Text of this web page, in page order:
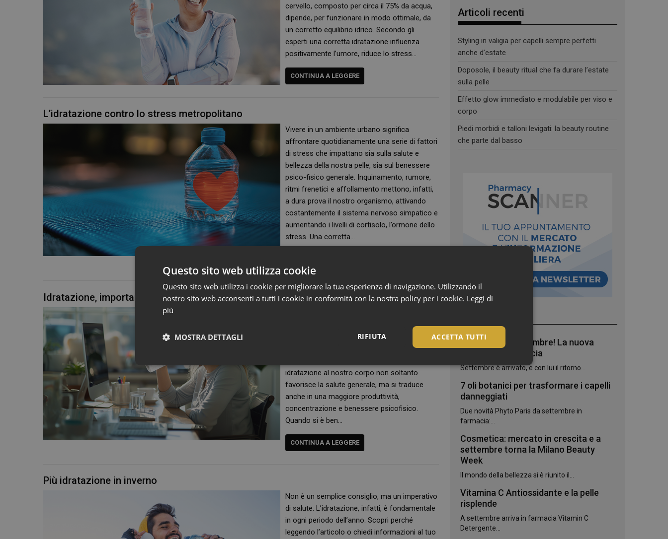
cervello, composto per circa il 75% da acqua,
dipende, per funzionare in modo ottimale, da
un corretto equilibrio idrico. Secondo gli
esperti una corretta idratazione influenza
positivamente l’umore, riduce lo stress…
CONTINUA A LEGGERE
L’idratazione contro lo stress metropolitano
Vivere in un ambiente urbano significa
affrontare quotidianamente una serie di fattori
di stress che impattano sia sulla salute e
bellezza della nostra pelle, sia sul benessere
psico-fisico generale. Inquinamento, rumore,
ritmi frenetici e affollamento mettono, infatti,
a dura prova il nostro organismo, attivando
costantemente il sistema nervoso simpatico e
aumentando i livelli di cortisolo, l’ormone dello
stress. Una corretta…
Idratazione, importante anche sul posto di lavoro
per tutti, e sempre più studi dimostrano che
una semplice abitudine, come bere la giusta
idratazione al nostro corpo non soltanto
favorisce la salute generale, ma si traduce
anche in una maggiore produttività,
concentrazione e benessere psicofisico.
Quando si è ben…
CONTINUA A LEGGERE
Più idratazione in inverno
Non è un semplice consiglio, ma un imperativo
di salute. L’idratazione, infatti, è fondamentale
in ogni periodo dell’anno. Scopri perché
leggendo l’articolo o chiedi informazioni al tuo
Articoli recenti
Styling in valigia per capelli sempre perfetti
anche d’estate
Doposole, il beauty ritual che fa durare l’estate
sulla pelle
Effetto glow immediato e modulabile per viso e
corpo
Piedi morbidi e talloni levigati: la beauty routine
che parte dal basso
Bentornato, settembre! La nuova
stagione in farmacia
Settembre è arrivato, e con lui il ritorno...
7 oli botanici per trasformare i capelli
danneggiati
Due novità Phyto Paris da settembre in
farmacia:...
Cosmetica: mercato in crescita e a
settembre torna la Milano Beauty
Week
Il mondo della bellezza si è riunito il...
Vitamina C Antiossidante e la pelle
risplende
A settembre arriva in farmacia Vitamin C
Detergente...
Questo sito web utilizza cookie
Questo sito web utilizza i cookie per migliorare la tua esperienza di navigazione. Utilizzando il
nostro sito web acconsenti a tutti i cookie in conformità con la nostra policy per i cookie. Leggi di
più
ACCETTA TUTTI
RIFIUTA
MOSTRA DETTAGLI
Necessari
Necessari
I cookie necessari contribuiscono a rendere fruibile il sito web abilitandone funzionalità di base quali la navigazione sulle pagine
PHP.net
.www.panoramacosmetico.it
Sessione
Cookie generato da applicazioni basate sul linguaggio
PHP. Si tratta di un identificatore generico utilizzato per
mantenere le variabili di sessione utente. Normalmente
è un numero generato in modo casuale, il modo in cui
viene utilizzato può essere specifico per il sito, ma un
buon esempio è mantenere uno stato di accesso per un
utente tra le pagine.